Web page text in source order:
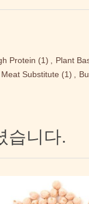
Protein (1) Plant
Substitute (1)
습니다.